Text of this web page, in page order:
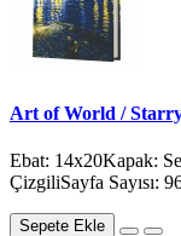
Art of World /
Ebat: 14x20Kapak:
ÇizgiliSayfa Sayısı:
Sepete Ekle